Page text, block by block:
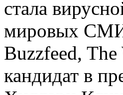
стала
мировых
Buzzfeed,
кандидат в